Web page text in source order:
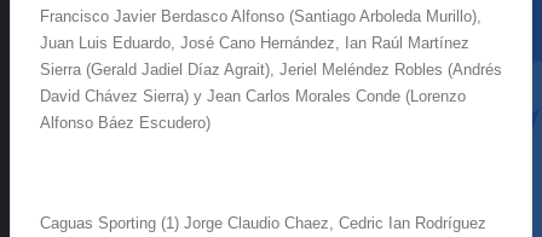
Francisco Javier Berdasco Alfonso (Santiago Arboleda Murillo),
Juan Luis Eduardo, José Cano Hernández, Ian Raúl Martínez
Sierra (Gerald Jadiel Díaz Agrait), Jeriel Meléndez Robles (Andrés
David Chávez Sierra) y Jean Carlos Morales Conde (Lorenzo
Alfonso Báez Escudero)
Caguas Sporting (1) Jorge Claudio Chaez, Cedric Ian Rodríguez